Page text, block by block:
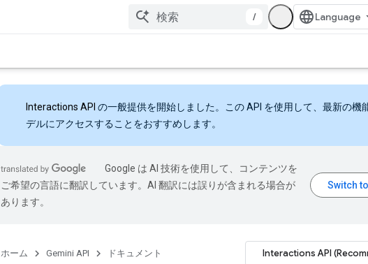
/
Interactions API の一般提供を開始しました。この API を使用して、最新の機
デルにアクセスすることをおすすめします。
Google は AI 技術を使用して、コンテンツを
ご希望の言語に翻訳しています。AI 翻訳には誤りが含まれる場合が
あります。
ホーム Gemini API ドキュメント Interactions API